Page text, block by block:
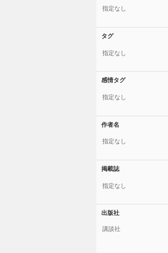
指定なし
タグ
指定なし
感情タグ
指定なし
作者名
指定なし
掲載誌
指定なし
出版社
講談社